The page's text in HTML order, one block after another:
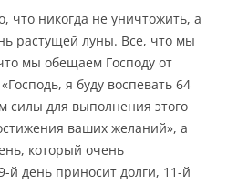
что никогда не уничтожить, а
растущей луны. Все, что мы
мы обещаем Господу от
я буду воспевать 64
силы для выполнения этого
ваших желаний», а
который очень
й день приносит долги, 11-й